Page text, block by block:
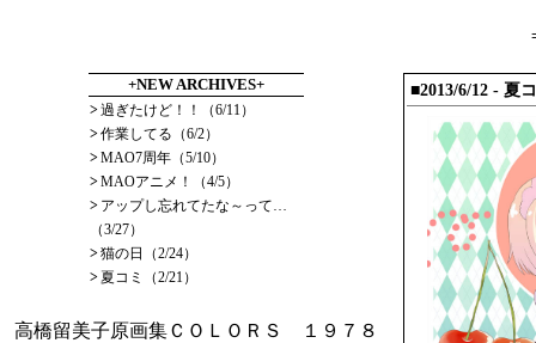
+NEW ARCHIVES+
>過ぎたけど！！（6/11）
>作業してる（6/2）
>MAO7周年（5/10）
>MAOアニメ！（4/5）
> アップし忘れてたな～って…
（3/27）
>猫の日（2/24）
>夏コミ（2/21）
高橋留美子原画集ＣＯＬＯＲＳ １９７８
■2013/6/12 - 夏